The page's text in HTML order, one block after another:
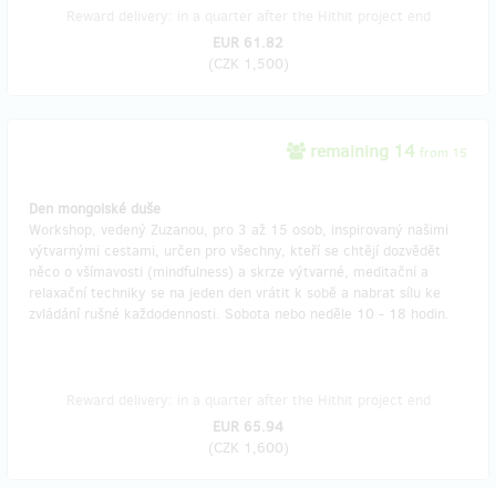
EUR 61.82
(CZK 1,500)
remaining 14 from 15
Den mongolské duše
Workshop, vedený Zuzanou, pro 3 až 15 osob, inspirovaný našimi
výtvarnými cestami, určen pro všechny, kteří se chtějí dozvědět
něco o všímavosti (mindfulness) a skrze výtvarné, meditační a
relaxační techniky se na jeden den vrátit k sobě a nabrat sílu ke
zvládání rušné každodennosti. Sobota nebo neděle 10 - 18 hodin.
EUR 65.94
(CZK 1,600)